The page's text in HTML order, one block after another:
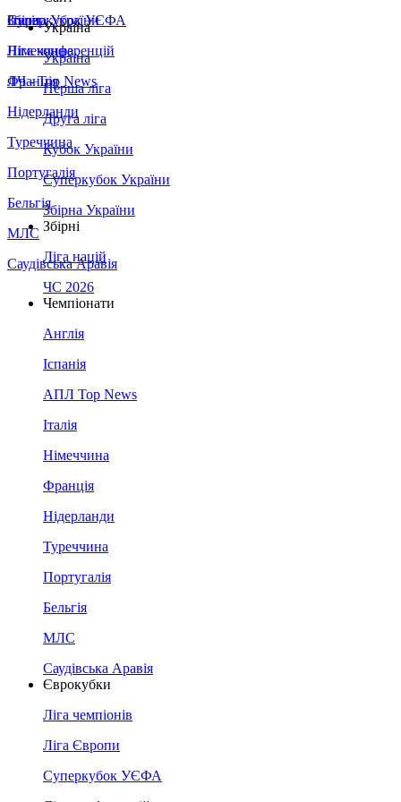
Збірна України
Італія
Німеччина
Франція
Нідерланди
Туреччина
Португалія
Бельгія
МЛС
Саудівська Аравія
Суперкубок УЄФА
Ліга конференцій
ЛЧ - Top News
Україна
Україна
Перша ліга
Друга ліга
Кубок України
Суперкубок України
Збірна України
Збірні
Ліга націй
ЧС 2026
Чемпіонати
Англія
Іспанія
АПЛ Top News
Італія
Німеччина
Франція
Нідерланди
Туреччина
Португалія
Бельгія
МЛС
Саудівська Аравія
Єврокубки
Ліга чемпіонів
Ліга Європи
Суперкубок УЄФА